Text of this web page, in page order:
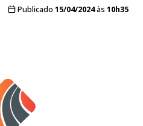
Publicado 15/04/2024às 10h35